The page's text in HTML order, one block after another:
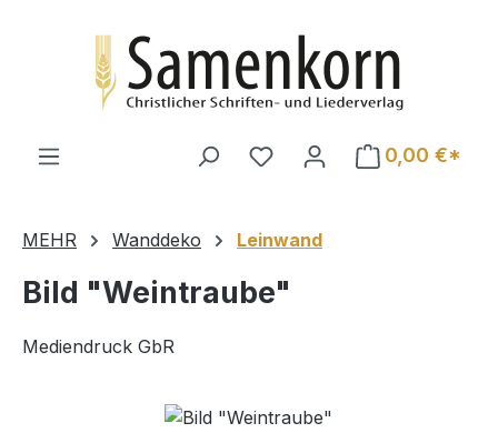
0,00 €*
MEHR Wanddeko Leinwand
Bild "Weintraube"
Mediendruck GbR
Bildergalerie überspringen